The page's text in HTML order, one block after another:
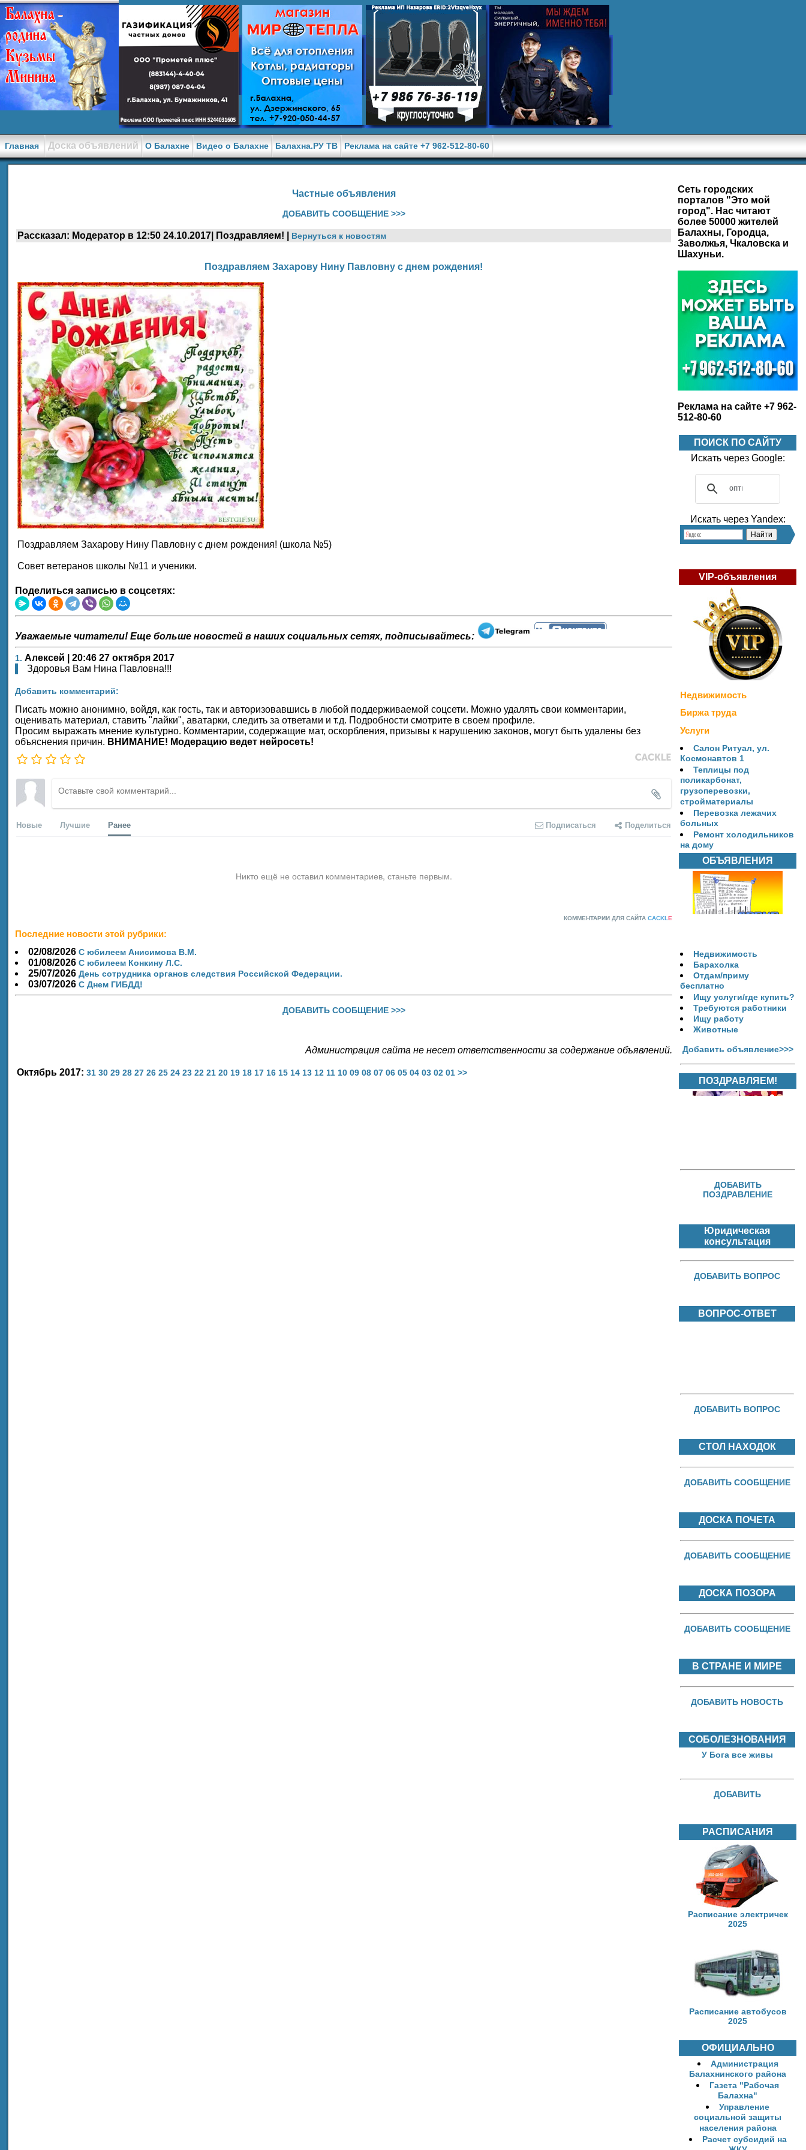
Главная Доска объявлений О Балахне Видео о Балахне Балахна.РУ ТВ Реклама на сайте +7 962-512-80-60
Частные объявления
ДОБАВИТЬ СООБЩЕНИЕ >>>
Рассказал: Модератор в 12:50 24.10.2017| Поздравляем! | Вернуться к новостям
Поздравляем Захарову Нину Павловну с днем рождения!
Поздравляем Захарову Нину Павловну с днем рождения! (школа №5)
Совет ветеранов школы №11 и ученики.
Поделиться записью в соцсетях:
Уважаемые читатели! Еще больше новостей в наших социальных сетях, подписывайтесь:
1. Алексей | 20:46 27 октября 2017
Здоровья Вам Нина Павловна!!!
Добавить комментарий:
Писать можно анонимно, войдя, как гость, так и авторизовавшись в любой поддерживаемой соцсети. Можно удалять свои комментарии,
оценивать материал, ставить "лайки", аватарки, следить за ответами и т.д. Подробности смотрите в своем профиле.
Просим выражать мнение культурно. Комментарии, содержащие мат, оскорбления, призывы к нарушению законов, могут быть удалены без
объяснения причин. ВНИМАНИЕ! Модерацию ведет нейросеть!
Новые Лучшие Ранее Подписаться Поделиться
Никто ещё не оставил комментариев, станьте первым.
КОММЕНТАРИИ ДЛЯ САЙТА CACKL E
Последние новости этой рубрики:
02/08/2026 С юбилеем Анисимова В.М.
01/08/2026 С юбилеем Конкину Л.С.
25/07/2026 День сотрудника органов следствия Российской Федерации.
03/07/2026 С Днем ГИБДД!
ДОБАВИТЬ СООБЩЕНИЕ >>>
Администрация сайта не несет ответственности за содержание объявлений.
Октябрь 2017: 31 30 29 28 27 26 25 24 23 22 21 20 19 18 17 16 15 14 13 12 11 10 09 08 07 06 05 04 03 02 01 >>
Сеть городских
порталов "Это мой
город". Нас читают
более 50000 жителей
Балахны, Городца,
Заволжья, Чкаловска и
Шахуньи.
Реклама на сайте +7 962-
512-80-60
ПОИСК ПО САЙТУ
Искать через Google:
Искать через Yandex:
VIP-объявления
Недвижимость
Биржа труда
Услуги
Салон Ритуал, ул.
Космонавтов 1
Теплицы под
поликарбонат,
грузоперевозки,
стройматериалы
Перевозка лежачих
больных
Ремонт холодильников
на дому
ОБЪЯВЛЕНИЯ
Недвижимость
Барахолка
Отдам/приму
бесплатно
Ищу услуги/где купить?
Требуются работники
Ищу работу
Животные
Добавить объявление>>>
ПОЗДРАВЛЯЕМ!
ДОБАВИТЬ
ПОЗДРАВЛЕНИЕ
Юридическая
консультация
ДОБАВИТЬ ВОПРОС
ВОПРОС-ОТВЕТ
ДОБАВИТЬ ВОПРОС
СТОЛ НАХОДОК
ДОБАВИТЬ СООБЩЕНИЕ
ДОСКА ПОЧЕТА
ДОБАВИТЬ СООБЩЕНИЕ
ДОСКА ПОЗОРА
ДОБАВИТЬ СООБЩЕНИЕ
В СТРАНЕ И МИРЕ
ДОБАВИТЬ НОВОСТЬ
СОБОЛЕЗНОВАНИЯ
У Бога все живы
ДОБАВИТЬ
РАСПИСАНИЯ
Расписание электричек
2025
Расписание автобусов
2025
ОФИЦИАЛЬНО
Администрация
Балахнинского района
Газета "Рабочая
Балахна"
Управление
социальной защиты
населения района
Расчет субсидий на